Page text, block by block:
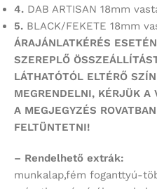
4. DAB ARTISAN 18mm
5. BLACK/FEKETE 18mm
ÁRAJÁNLATKÉRÉS
SZEREPLŐ
LÁTHATÓTÓL ELTÉRŐ
MEGRENDELNI, KÉRJÜK A
A MEGJEGYZÉS
FELTÜNTETNI!
– Rendelhető extrák:
munkalap,fém foganttyú-